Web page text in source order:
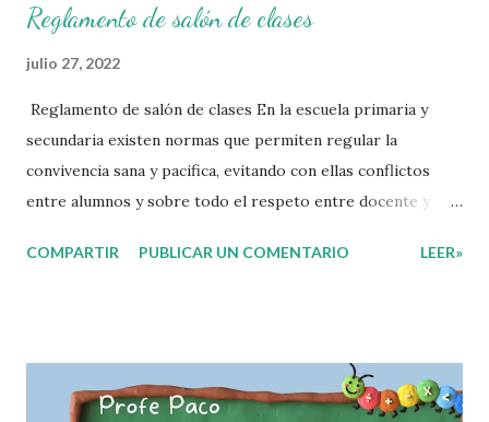
Reglamento de salón de clases
julio 27, 2022
Reglamento de salón de clases En la escuela primaria y
secundaria existen normas que permiten regular la
convivencia sana y pacifica, evitando con ellas conflictos
entre alumnos y sobre todo el respeto entre docente y
normas con responsabilidad en un futuro será un ciudadano
pequeños, entiendan, analizan y practiquen las grandes
responsabilidades que conlleva ser un buen ciudadano. A
COMPARTIR PUBLICAR UN COMENTARIO LEER»